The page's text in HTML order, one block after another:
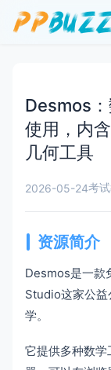
Desmos
使用，内
几何工具
2026-05-24考
资源简介
Desmos是一款
Studio这家公益
学。
它提供多种数